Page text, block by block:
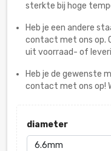
sterkte bij hoge
Heb je een andere
contact met ons op.
uit voorraad- of
Heb je de gewenste
contact met ons op!
diameter